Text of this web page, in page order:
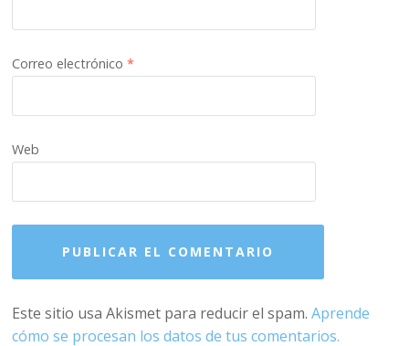
Correo electrónico*
Web
Este sitio usa Akismet para reducir el spam.Aprende
cómo se procesan los datos de tus comentarios.